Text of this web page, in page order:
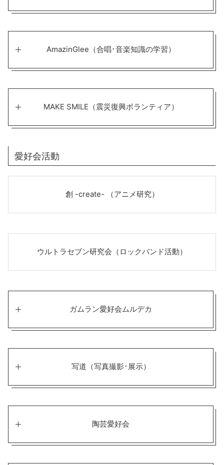
AmazinGlee（合唱･音楽知識の学習）
MAKE SMILE（震災復興ボランティア）
愛好会活動
創 -create- （アニメ研究）
ウルトラセブン研究会（ロックバンド活動）
ガムラン愛好会ムルデカ
写道（写真撮影･展示）
陶芸愛好会